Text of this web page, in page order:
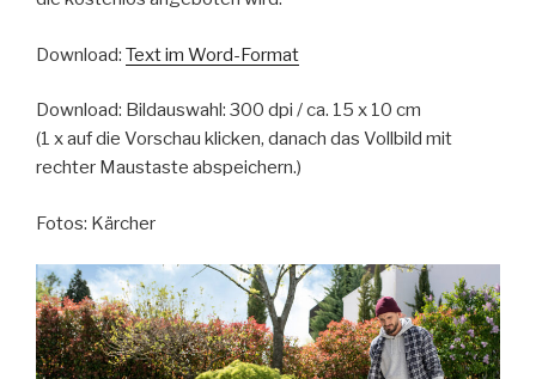
Download: Text im Word-Format
Download: Bildauswahl: 300 dpi / ca. 15 x 10 cm
(1 x auf die Vorschau klicken, danach das Vollbild mit
rechter Maustaste abspeichern.)
Fotos: Kärcher